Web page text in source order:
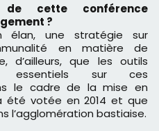
?
élan, une stratégie sur
en matière de
d’ailleurs, que les outils
essentiels sur ces
le cadre de la mise en
été votée en 2014 et que
l’agglomération bastiaise.